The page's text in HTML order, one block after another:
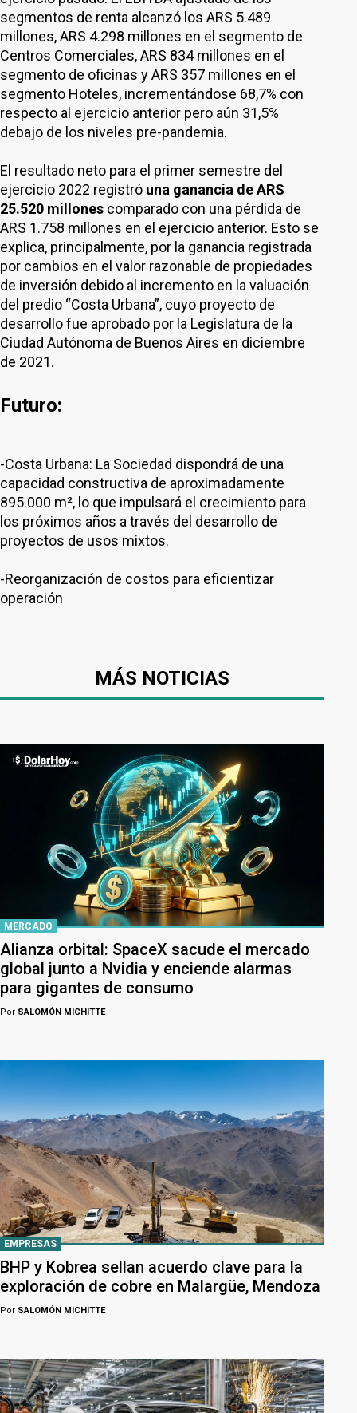
segmentos de renta alcanzó los ARS 5.489
millones, ARS 4.298 millones en el segmento de
Centros Comerciales, ARS 834 millones en el
segmento de oficinas y ARS 357 millones en el
segmento Hoteles, incrementándose 68,7% con
respecto al ejercicio anterior pero aún 31,5%
debajo de los niveles pre-pandemia.
El resultado neto para el primer semestre del
ejercicio 2022 registró una ganancia de ARS
25.520 millones comparado con una pérdida de
ARS 1.758 millones en el ejercicio anterior. Esto se
explica, principalmente, por la ganancia registrada
por cambios en el valor razonable de propiedades
de inversión debido al incremento en la valuación
del predio “Costa Urbana”, cuyo proyecto de
desarrollo fue aprobado por la Legislatura de la
Ciudad Autónoma de Buenos Aires en diciembre
de 2021.
Futuro:
-Costa Urbana: La Sociedad dispondrá de una
capacidad constructiva de aproximadamente
895.000 m², lo que impulsará el crecimiento para
los próximos años a través del desarrollo de
proyectos de usos mixtos.
-Reorganización de costos para eficientizar
operación
MÁS NOTICIAS
MERCADO
Alianza orbital: SpaceX sacude el mercado
global junto a Nvidia y enciende alarmas
para gigantes de consumo
Por SALOMÓN MICHITTE
EMPRESAS
BHP y Kobrea sellan acuerdo clave para la
exploración de cobre en Malargüe, Mendoza
Por SALOMÓN MICHITTE